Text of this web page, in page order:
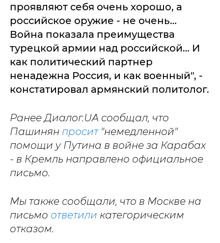
проявляют себя очень хорошо, а
российское оружие - не очень…
Война показала преимущества
турецкой армии над российской… И
как политический партнер
ненадежна Россия, и как военный", -
констатировал армянский политолог.
Ранее Диалог.UA сообщал, что
Пашинян просит"немедленной"
помощи у Путина в войне за Карабах
- в Кремль направлено официальное
письмо.
Мы также сообщали, что в Москве на
письмо ответили категорическим
отказом.